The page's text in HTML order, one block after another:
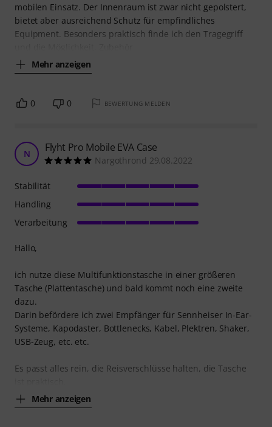
mobilen Einsatz. Der Innenraum ist zwar nicht gepolstert,
bietet aber ausreichend Schutz für empfindliches
Equipment. Besonders praktisch finde ich den Tragegriff
Mehr anzeigen
0 0 BEWERTUNG MELDEN
N Flyht Pro Mobile EVA Case
Nargothrond 29.08.2022
Hallo,
ich nutze diese Multifunktionstasche in einer größeren
Tasche (Plattentasche) und bald kommt noch eine zweite
dazu.
Darin befördere ich zwei Empfänger für Sennheiser In-Ear-
Systeme, Kapodaster, Bottlenecks, Kabel, Plektren, Shaker,
USB-Zeug, etc. etc.
Es passt alles rein, die Reisverschlüsse halten, die Tasche
Mehr anzeigen
Stabilität
Handling
Verarbeitung